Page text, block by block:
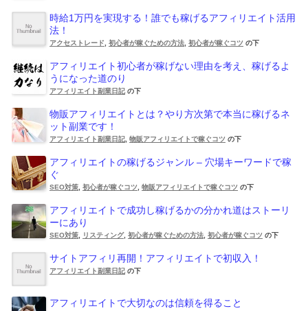
時給1万円を実現する！誰でも稼げるアフィリエイト活用
法！
アクセストレード 初心者が稼ぐための方法 初心者が稼ぐコツ の下
アフィリエイト初心者が稼げない理由を考え、稼げるよ
うになった道のり
アフィリエイト副業日記 の下
物販アフィリエイトとは？やり方次第で本当に稼げるネ
ット副業です！
アフィリエイト副業日記 物販アフィリエイトで稼ぐコツ の下
アフィリエイトの稼げるジャンル – 穴場キーワードで稼
ぐ
SEO対策 初心者が稼ぐコツ 物販アフィリエイトで稼ぐコツ の下
アフィリエイトで成功し稼げるかの分かれ道はストーリ
ーにあり
SEO対策 リスティング, 初心者が稼ぐための方法 初心者が稼ぐコツ の下
サイトアフィリ再開！アフィリエイトで初収入！
アフィリエイト副業日記 の下
アフィリエイトで大切なのは信頼を得ること